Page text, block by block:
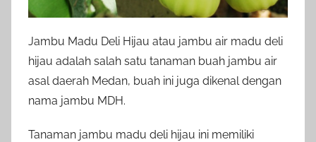
Jambu Madu Deli Hijau atau jambu air madu deli
hijau adalah salah satu tanaman buah jambu air
asal daerah Medan, buah ini juga dikenal dengan
nama jambu MDH.
Tanaman jambu madu deli hijau ini memiliki